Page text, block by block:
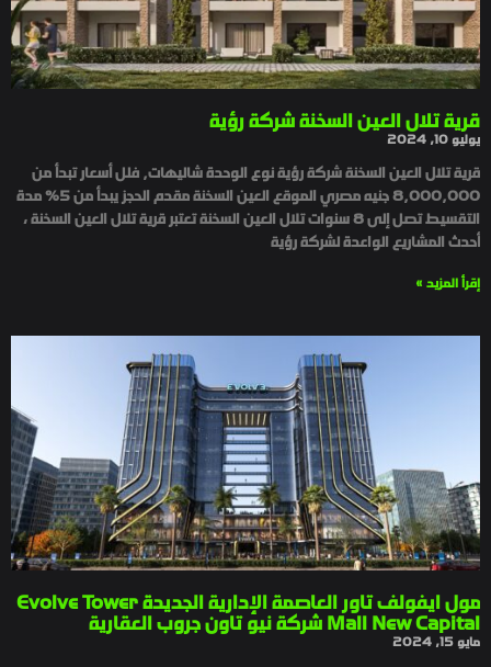
قرية تلال العين السخنة شركة رؤية
يوليو 10, 2024
قرية تلال العين السخنة شركة رؤية نوع الوحدة شاليهات, فلل أسعار تبدأ من
8,000,000 جنيه مصري الموقع العين السخنة مقدم الحجز يبدأ من 5% مدة
التقسيط تصل إلى 8 سنوات تلال العين السخنة تعتبر قرية تلال العين السخنة ،
أحدث المشاريع الواعدة لشركة رؤية
إقرأ المزيد »
مول ايفولف تاور العاصمة الإدارية الجديدة Evolve Tower
Mall New Capital شركة نيو تاون جروب العقارية
مايو 15, 2024